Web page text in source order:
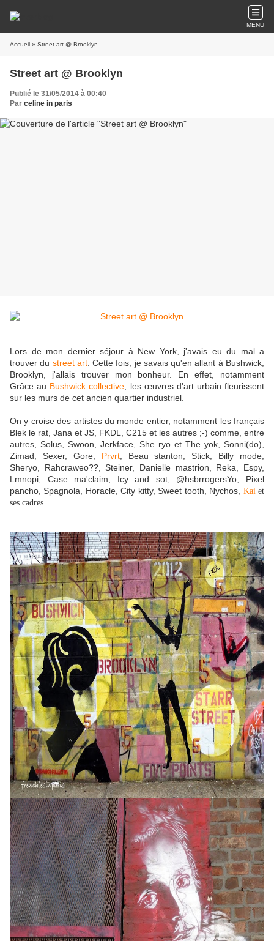
MENU
Accueil » Street art @ Brooklyn
Street art @ Brooklyn
Publié le 31/05/2014 à 00:40
Par celine in paris
Lors de mon dernier séjour à New York, j'avais eu du mal a
trouver du street art. Cette fois, je savais qu'en allant à Bushwick,
Brooklyn, j'allais trouver mon bonheur. En effet, notamment
Grâce au Bushwick collective , les œuvres d'art urbain fleurissent
sur les murs de cet ancien quartier industriel.
On y croise des artistes du monde entier, notamment les français
Blek le rat, Jana et JS, FKDL, C215 et les autres ;-) comme, entre
autres, Solus, Swoon, Jerkface, She ryo et The yok, Sonni(do),
Zimad, Sexer, Gore, Prvrt, Beau stanton, Stick, Billy mode,
Sheryo, Rahcraweo??, Steiner, Danielle mastrion, Reka, Espy,
Lmnopi, Case ma'claim, Icy and sot, @hsbrrogersYo, Pixel
pancho, Spagnola, Horacle, City kitty, Sweet tooth, Nychos, Kaiet
ses cadres